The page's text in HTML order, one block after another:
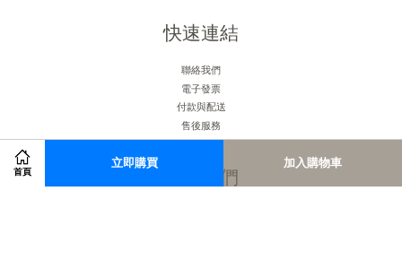
首頁
立即購買 加入購物車
快速連結
聯絡我們
電子發票
付款與配送
售後服務
關注我們